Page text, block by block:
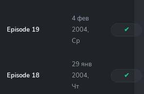
Episode 19
4 фев
2004,
Ср
✔
Episode 18
29 янв
2004,
Чт
✔